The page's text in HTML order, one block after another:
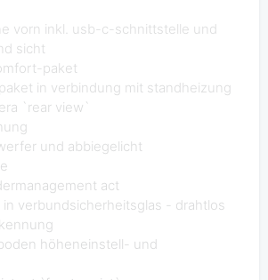
vorn inkl. usb-c-schnittstelle und
sicht
paket
in verbindung mit standheizung
`rear view`
und abbiegelicht
act
verbundsicherheitsglas - drahtlos
höheneinstell- und